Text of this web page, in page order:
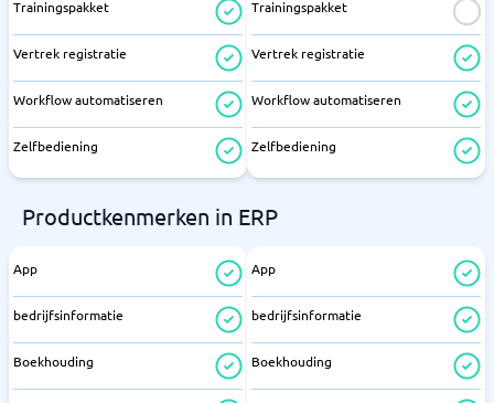
Trainingspakket
Vertrek registratie
Workflow automatiseren
Zelfbediening
Trainingspakket
Vertrek registratie
Workflow automatiseren
Zelfbediening
Productkenmerken in ERP
App
bedrijfsinformatie
Boekhouding
App
bedrijfsinformatie
Boekhouding